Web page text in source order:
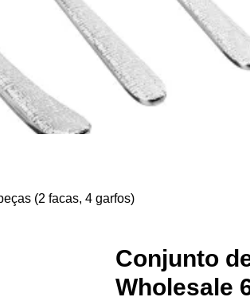
(2 facas, 4 garfos)
Conjunto
Wholesale